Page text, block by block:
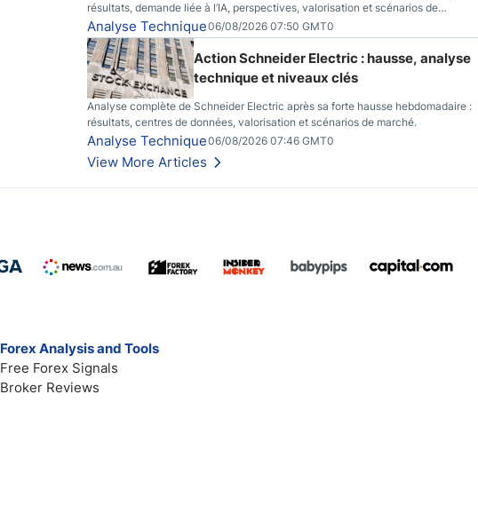
résultats, demande liée à l’IA, perspectives, valorisation et scénarios de
marché.
Analyse Technique06/08/2026 07:50 GMT0
Action Schneider Electric : hausse, analyse
technique et niveaux clés
Analyse complète de Schneider Electric après sa forte hausse hebdomadaire :
résultats, centres de données, valorisation et scénarios de marché.
Analyse Technique06/08/2026 07:46 GMT0
View More Articles
Forex Analysis and Tools
Free Forex Signals
Broker Reviews